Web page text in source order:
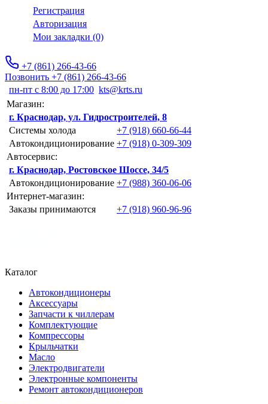
Регистрация
Авторизация
Мои закладки (0)
+7 (861) 266-43-66
Позвонить +7 (861) 266-43-66
пн-пт с 8:00 до 17:00 kts@krts.ru
Магазин:
г. Краснодар, ул. Гидростроителей, 8
Системы холода
+7 (918) 660-66-44
Автокондиционирование +7 (918) 0-309-309
Автосервис:
г. Краснодар, Ростовское Шоссе, 34/5
Автокондиционирование +7 (988) 360-06-06
Интернет-магазин:
Заказы принимаются
+7 (918) 960-96-96
Каталог
Автокондиционеры
Аксессуары
Запчасти к чиллерам
Комплектующие
Компрессоры
Крыльчатки
Масло
Электродвигатели
Электронные компоненты
Ремонт автокондиционеров